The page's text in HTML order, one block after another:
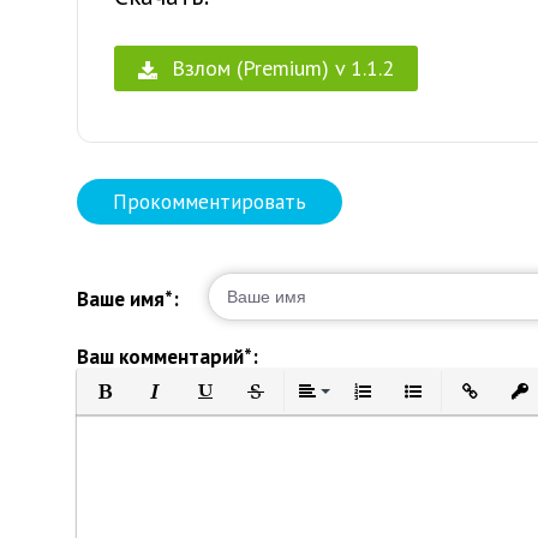
Взлом (Premium) v 1.1.2
Прокомментировать
Ваше имя*:
Ваш комментарий*:
Полужирный
КурсивПодчеркнутый
ЗачеркнутыйВыравнивание
Нумерованный список
Маркированный
Вставить